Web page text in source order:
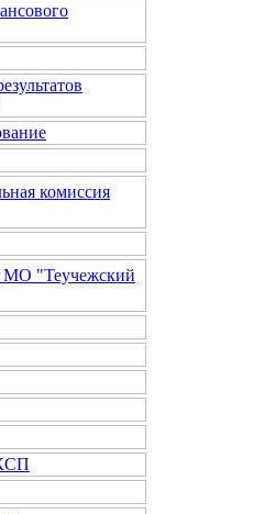
комиссия
МО "Теучежский